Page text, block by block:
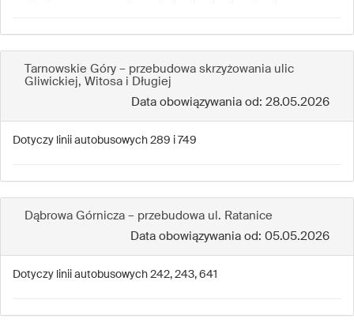
Tarnowskie Góry – przebudowa skrzyżowania ulic
Gliwickiej, Witosa i Długiej
Data obowiązywania od: 28.05.2026
Dotyczy linii autobusowych 289 i 749
Dąbrowa Górnicza – przebudowa ul. Ratanice
Data obowiązywania od: 05.05.2026
Dotyczy linii autobusowych 242, 243, 641